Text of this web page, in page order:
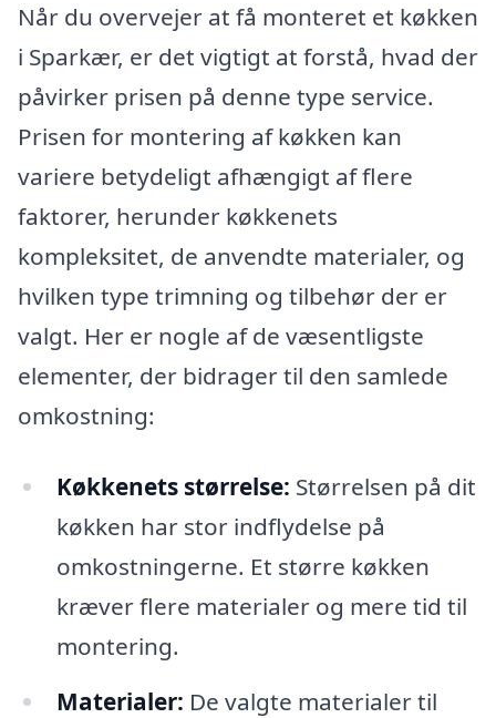
Når du overvejer at få monteret et køkken
i Sparkær, er det vigtigt at forstå, hvad der
påvirker prisen på denne type service.
Prisen for montering af køkken kan
variere betydeligt afhængigt af flere
faktorer, herunder køkkenets
kompleksitet, de anvendte materialer, og
hvilken type trimning og tilbehør der er
valgt. Her er nogle af de væsentligste
elementer, der bidrager til den samlede
omkostning:
Køkkenets størrelse: Størrelsen på dit
køkken har stor indflydelse på
omkostningerne. Et større køkken
kræver flere materialer og mere tid til
montering.
Materialer: De valgte materialer til